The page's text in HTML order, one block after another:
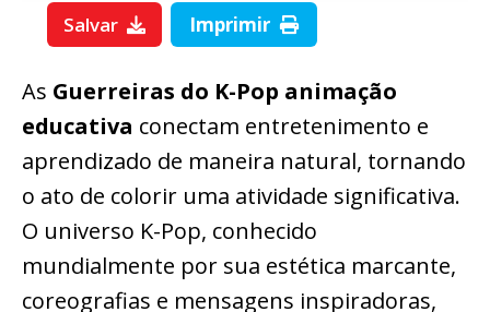
Salvar Imprimir
As Guerreiras do K-Pop animação
educativa conectam entretenimento e
aprendizado de maneira natural, tornando
o ato de colorir uma atividade significativa.
O universo K-Pop, conhecido
mundialmente por sua estética marcante,
coreografias e mensagens inspiradoras,